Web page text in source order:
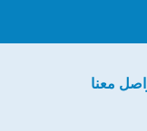
معنا